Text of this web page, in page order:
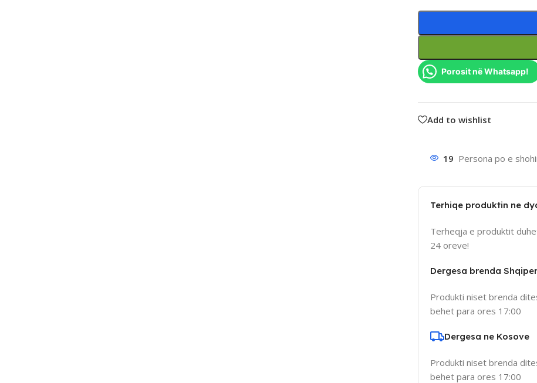
Porosit në Whatsapp!
Add to wishlist
19 Persona po e
Terhiqe produktin ne
Terheqja e produktit
24 oreve!
Dergesa brenda
Produkti niset brenda
behet para ores 17:00
Dergesa ne Kosove
Produkti niset brenda
behet para ores 17:00